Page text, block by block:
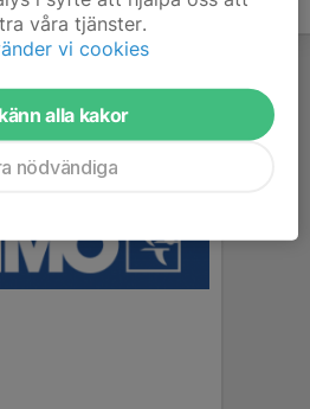
våra tjänster.
vi cookies
alla kakor
nödvändiga